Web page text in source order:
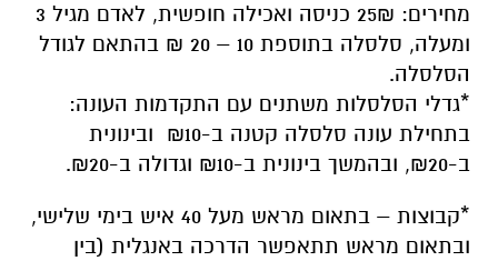
מחירים: 25₪ כניסה ואכילה חופשית, לאדם מגיל 3
ומעלה, סלסלה בתוספת 10 – 20 ₪ בהתאם לגודל
הסלסלה.
*גדלי הסלסלות משתנים עם התקדמות העונה:
בתחילת עונה סלסלה קטנה ב-₪10 ובינונית
ב-₪20, ובהמשך בינונית ב-₪10 וגדולה ב-₪20
.
*
קבוצות – בתאום מראש מעל 40 איש בימי שלישי,
ובתאום מראש תתאפשר הדרכה באנגלית (בין